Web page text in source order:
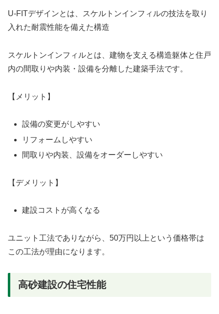
U-FITデザインとは、スケルトンインフィルの技法を取り
入れた耐震性能を備えた構造
スケルトンインフィルとは、建物を支える構造躯体と住戸
内の間取りや内装・設備を分離した建築手法です。
【メリット】
設備の変更がしやすい
リフォームしやすい
間取りや内装、設備をオーダーしやすい
【デメリット】
建設コストが高くなる
ユニット工法でありながら、50万円以上という価格帯は
この工法が理由になります。
高砂建設の住宅性能